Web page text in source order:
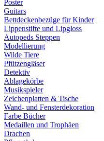
Poster
Guitars
Bettdeckenbezüge für Kinder
Lippenstifte und Lipgloss
Autopeds Steppen
Modellierung
Wilde Tiere
Pfützengläser
Detektiv
Ablagekörbe
Musikspieler
Zeichenplatten & Tische
Wand- und Fensterdekoration
Farbe Bücher
Medaillen und Trophäen
Drachen